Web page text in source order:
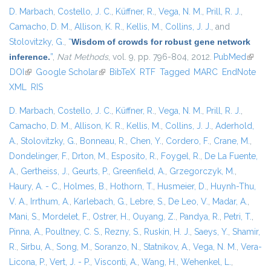
D. Marbach, Costello, J. C., Küffner, R., Vega, N. M., Prill, R. J.,
Camacho, D. M., Allison, K. R., Kellis, M., Collins, J. J., and
Stolovitzky, G., “Wisdom of crowds for robust gene network
inference.”, Nat Methods, vol. 9, pp. 796-804, 2012. PubMed(link is
DOI (link is external)
Google Scholar(link is external)
BibTeX RTF Tagged MARC EndNote
XML RIS
D. Marbach, Costello, J. C., Küffner, R., Vega, N. M., Prill, R. J.,
Camacho, D. M., Allison, K. R., Kellis, M., Collins, J. J., Aderhold,
A., Stolovitzky, G., Bonneau, R., Chen, Y., Cordero, F., Crane, M.,
Dondelinger, F., Drton, M., Esposito, R., Foygel, R., De La Fuente,
A., Gertheiss, J., Geurts, P., Greenfield, A., Grzegorczyk, M.,
Haury, A. - C., Holmes, B., Hothorn, T., Husmeier, D., Huynh-Thu,
V. A., Irrthum, A., Karlebach, G., Lebre, S., De Leo, V., Madar, A.,
Mani, S., Mordelet, F., Ostrer, H., Ouyang, Z., Pandya, R., Petri, T.,
Pinna, A., Poultney, C. S., Rezny, S., Ruskin, H. J., Saeys, Y., Shamir,
R., Sirbu, A., Song, M., Soranzo, N., Statnikov, A., Vega, N. M., Vera-
Licona, P., Vert, J. - P., Visconti, A., Wang, H., Wehenkel, L.,